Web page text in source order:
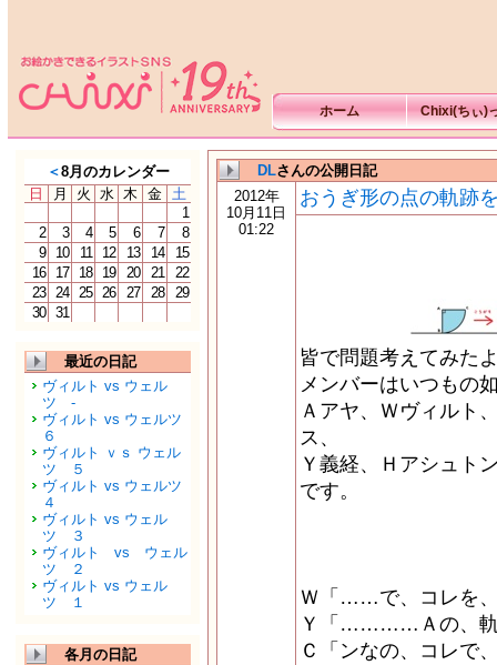
ホーム Chixi(ちぃ)
＜8月のカレンダー
日
月 火 水 木 金 土
1
2
3 4 5 6 7
8
9
10 11 12 13 14
15
16
17 18 19 20 21
22
23 24 25 26 27 28
29
30 31
最近の日記
ヴィルト vs ウェル
ツ -
ヴィルト vs ウェルツ
６
ヴィルト ｖｓ ウェル
ツ ５
ヴィルト vs ウェルツ
４
ヴィルト vs ウェル
ツ ３
ヴィルト vs ウェル
ツ ２
ヴィルト vs ウェル
ツ １
各月の日記
DLさんの公開日記
2012年
10月11日
01:22
おうぎ形の点の軌跡
皆で問題考えてみた
メンバーはいつもの
Ａアヤ、Ｗヴィルト
ス、
Ｙ義経、Ｈアシュト
です。
Ｗ「……で、コレを
Ｙ「…………Ａの、軌
Ｃ「ンなの、コレ